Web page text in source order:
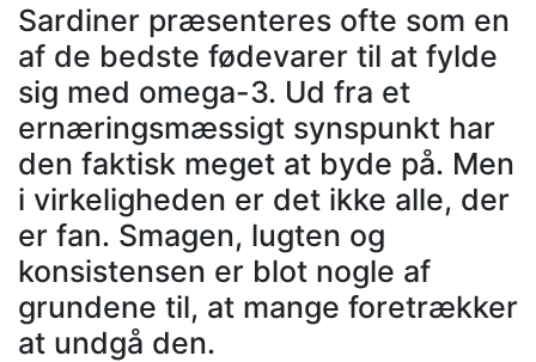
Sardiner præsenteres ofte som en
af de bedste fødevarer til at fylde
sig med omega-3. Ud fra et
ernæringsmæssigt synspunkt har
den faktisk meget at byde på. Men
i virkeligheden er det ikke alle, der
er fan. Smagen, lugten og
konsistensen er blot nogle af
grundene til, at mange foretrækker
at undgå den.